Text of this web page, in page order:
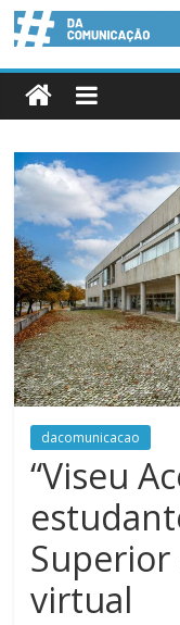
dacomunicacao
“Viseu
virtual